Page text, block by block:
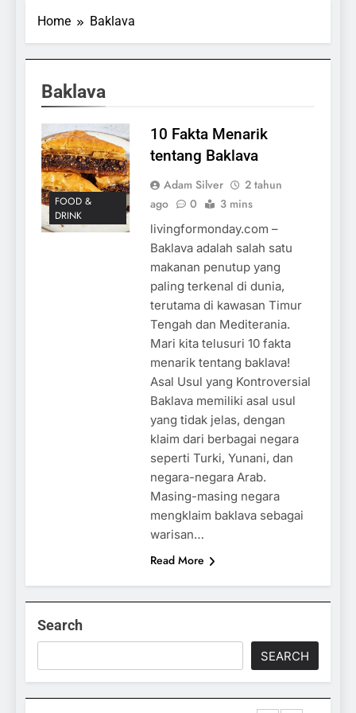
Home Baklava
Baklava
FOOD &
DRINK
10 Fakta Menarik
tentang Baklava
Adam Silver
2 tahun
ago
0 3 mins
livingformonday.com –
Baklava adalah salah satu
makanan penutup yang
paling terkenal di dunia,
terutama di kawasan Timur
Tengah dan Mediterania.
Mari kita telusuri 10 fakta
menarik tentang baklava!
Asal Usul yang Kontroversial
Baklava memiliki asal usul
yang tidak jelas, dengan
klaim dari berbagai negara
seperti Turki, Yunani, dan
negara-negara Arab.
Masing-masing negara
mengklaim baklava sebagai
warisan…
Read More
Search
SEARCH